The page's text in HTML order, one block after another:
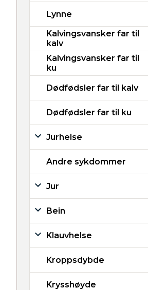
Lynne
Kalvingsvansker far til
kalv
Kalvingsvansker far til
ku
Dødfødsler far til kalv
Dødfødsler far til ku
Jurhelse
Andre sykdommer
Jur
Bein
Klauvhelse
Kroppsdybde
Krysshøyde